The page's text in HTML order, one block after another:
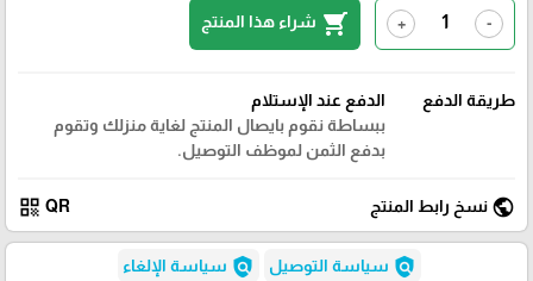
-
+
shopping_cart شراء هذا المنتج
طريقة الدفع
الدفع عند الإستلام
ببساطة نقوم بايصال المنتج لغاية منزلك وتقوم
بدفع الثمن لموظف التوصيل.
public نسخ رابط المنتج QR
qr_code
policy سياسة التوصيل policy سياسة الإلغاء